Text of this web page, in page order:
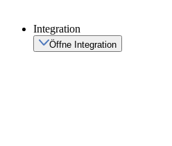
Integration
Öffne Integration